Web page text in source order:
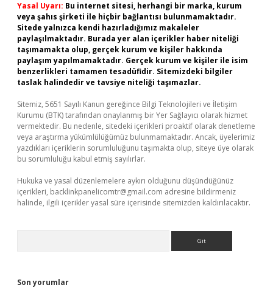
Yasal Uyarı: Bu internet sitesi, herhangi bir marka, kurum
veya şahıs şirketi ile hiçbir bağlantısı bulunmamaktadır.
Sitede yalnızca kendi hazırladığımız makaleler
paylaşılmaktadır. Burada yer alan içerikler haber niteliği
taşımamakta olup, gerçek kurum ve kişiler hakkında
paylaşım yapılmamaktadır. Gerçek kurum ve kişiler ile isim
benzerlikleri tamamen tesadüfidir. Sitemizdeki bilgiler
taslak halindedir ve tavsiye niteliği taşımazlar.
Sitemiz, 5651 Sayılı Kanun gereğince Bilgi Teknolojileri ve İletişim
Kurumu (BTK) tarafından onaylanmış bir Yer Sağlayıcı olarak hizmet
vermektedir. Bu nedenle, sitedeki içerikleri proaktif olarak denetleme
veya araştırma yükümlülüğümüz bulunmamaktadır. Ancak, üyelerimiz
yazdıkları içeriklerin sorumluluğunu taşımakta olup, siteye üye olarak
bu sorumluluğu kabul etmiş sayılırlar.
Hukuka ve yasal düzenlemelere aykırı olduğunu düşündüğünüz
içerikleri, backlinkpanelicomtr@gmail.com adresine bildirmeniz
halinde, ilgili içerikler yasal süre içerisinde sitemizden kaldırılacaktır.
Son yorumlar